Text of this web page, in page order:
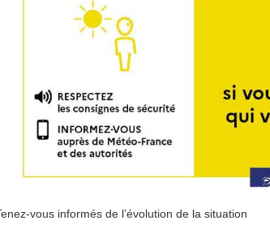
vous informés de l’évolution de la situation